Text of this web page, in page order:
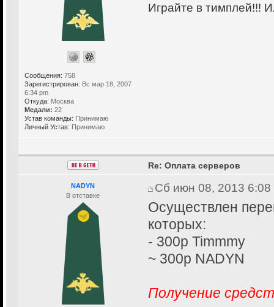
Сообщения: 758
Зарегистрирован: Вс мар 18, 2007
6:34 pm
Откуда: Москва
Медали: 22
Устав команды: Принимаю
Личный Устав: Принимаю
Играйте в тимплей!!!
NADYN
В отставке
Re: Оплата серверов
Сб июн 08, 2013 6:08
Осуществлен
которых:
- 300р Timmmy
~ 300р NADYN
Получение